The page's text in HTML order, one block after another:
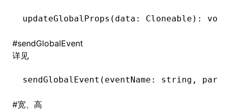
updateGlobalProps (data: Cloneable): void
#sendGlobalEvent
详见
sendGlobalEvent (eventName: string ,
#宽、高